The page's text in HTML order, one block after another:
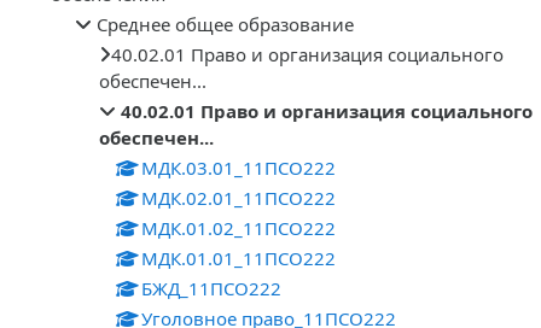
Среднее общее образование
40.02.01 Право и организация социального
обеспечен...
40.02.01 Право и организация социального
обеспечен...
МДК.03.01_11ПСО222
МДК.02.01_11ПСО222
МДК.01.02_11ПСО222
МДК.01.01_11ПСО222
БЖД_11ПСО222
Уголовное право_11ПСО222